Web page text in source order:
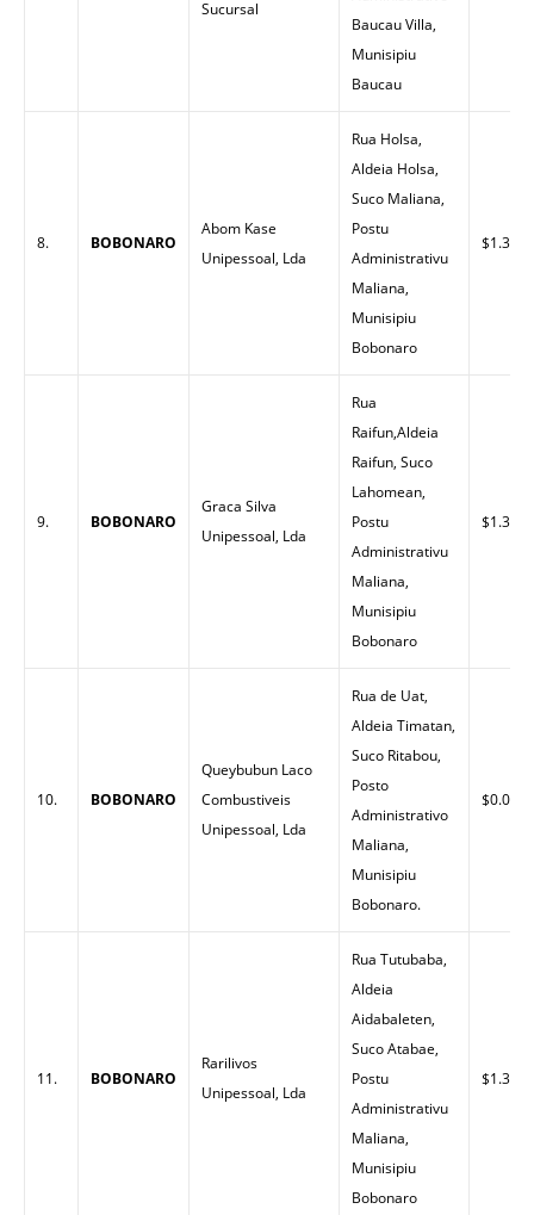
Sucursal
Baucau Villa,
Munisipiu
Baucau
8. BOBONARO
Abom Kase
Unipessoal, Lda
Rua Holsa,
Aldeia Holsa,
Suco Maliana,
Postu
Administrativu
Maliana,
Munisipiu
Bobonaro
$1.30
9. BOBONARO
Graca Silva
Unipessoal, Lda
Rua
Raifun,Aldeia
Raifun, Suco
Lahomean,
Postu
Administrativu
Maliana,
Munisipiu
Bobonaro
$1.32
10. BOBONARO
Queybubun Laco
Combustiveis
Unipessoal, Lda
Rua de Uat,
Aldeia Timatan,
Suco Ritabou,
Posto
Administrativo
Maliana,
Munisipiu
Bobonaro.
$0.00
11. BOBONARO
Rarilivos
Unipessoal, Lda
Rua Tutubaba,
Aldeia
Aidabaleten,
Suco Atabae,
Postu
Administrativu
Maliana,
Munisipiu
Bobonaro
$1.31